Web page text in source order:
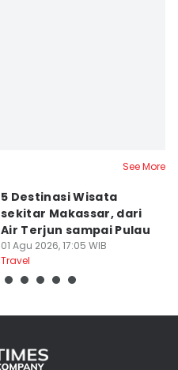
See More
5 Destinasi Wisata
sekitar Makassar, dari
Air Terjun sampai Pulau
01 Agu 2026, 17:05 WIB
Travel